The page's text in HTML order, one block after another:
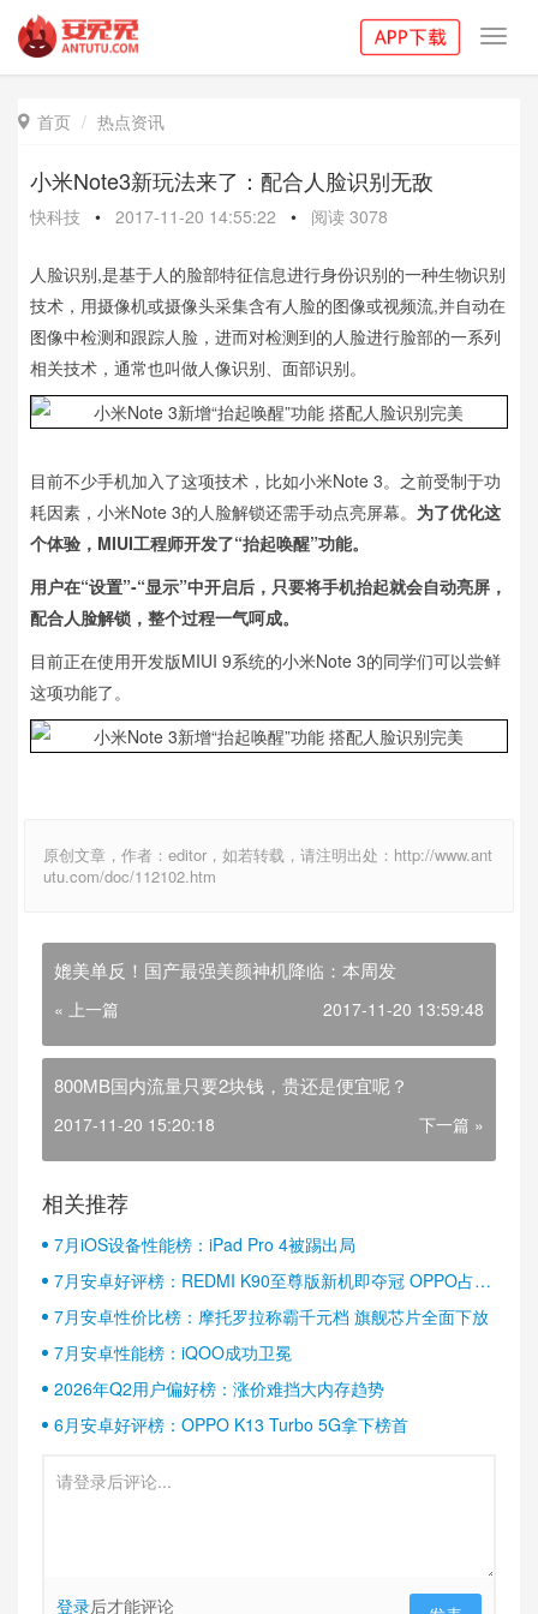
 首页 热点资讯
小米Note3新玩法来了：配合人脸识别无敌
快科技 • 2017-11-20 14:55:22 • 阅读 3078
人脸识别,是基于人的脸部特征信息进行身份识别的一种生物识别
技术，用摄像机或摄像头采集含有人脸的图像或视频流,并自动在
图像中检测和跟踪人脸，进而对检测到的人脸进行脸部的一系列
相关技术，通常也叫做人像识别、面部识别。
目前不少手机加入了这项技术，比如小米Note 3。之前受制于功
耗因素，小米Note 3的人脸解锁还需手动点亮屏幕。 为了优化这
个体验，MIUI工程师开发了“抬起唤醒”功能。
用户在“设置”-“显示”中开启后，只要将手机抬起就会自动亮屏，
配合人脸解锁，整个过程一气呵成。
目前正在使用开发版MIUI 9系统的小米Note 3的同学们可以尝鲜
这项功能了。
原创文章，作者：editor，如若转载，请注明出处：http://www.ant
utu.com/doc/112102.htm
媲美单反！国产最强美颜神机降临：本周发
« 上一篇 2017-11-20 13:59:48
800MB国内流量只要2块钱，贵还是便宜呢？
2017-11-20 15:20:18 下一篇 »
相关推荐
7月iOS设备性能榜：iPad Pro 4被踢出局
7月安卓好评榜：REDMI K90至尊版新机即夺冠 OPPO占据
半壁江山
7月安卓性价比榜：摩托罗拉称霸千元档 旗舰芯片全面下放
7月安卓性能榜：iQOO成功卫冕
2026年Q2用户偏好榜：涨价难挡大内存趋势
6月安卓好评榜：OPPO K13 Turbo 5G拿下榜首
登录后才能评论